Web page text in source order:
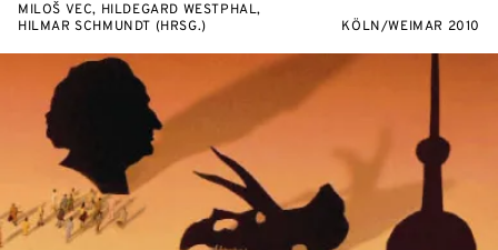
MILOŠ VEC, HILDEGARD WESTPHAL,
HILMAR SCHMUNDT (HRSG.)
KÖLN/WEIMAR 2010